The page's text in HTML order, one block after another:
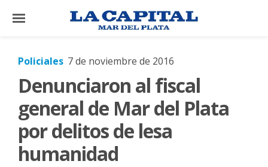
×
El
El
Mundo
La
Policiales 7 de noviembre de 2016
Denunciaron al fiscal
general de Mar del Plata
por delitos de lesa
humanidad